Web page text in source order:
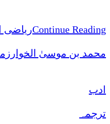
Continue Readingریاضی
محمد بن موسیٰ
ادب
ترجمہ